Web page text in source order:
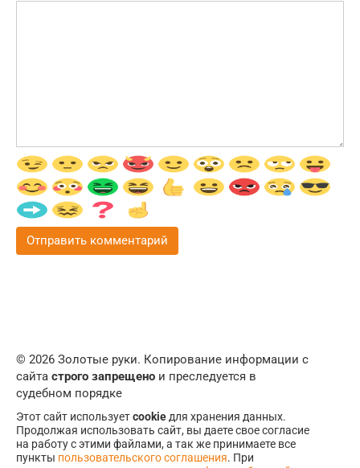
© 2026 Золотые руки. Копирование информации с
сайта строго запрещено и преследуется в
судебном порядке
Этот сайт используетcookie для хранения данных.
Продолжая использовать сайт, вы даете свое согласие
на работу с этими файлами, а так же принимаете все
пункты пользовательского соглашения. При